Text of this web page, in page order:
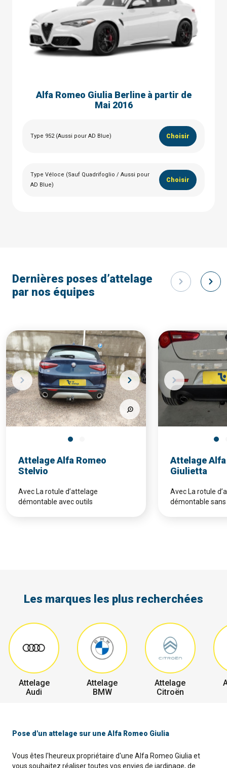
Alfa Romeo Giulia Berline à partir de
Mai 2016
Type 952 (Aussi pour AD Blue) Choisir
Type Véloce (Sauf Quadrifoglio / Aussi pour
AD Blue)
Choisir
Dernières poses d’attelage
par nos équipes
Attelage Alfa Romeo
Stelvio
Avec La rotule d’attelage
démontable avec outils
Attelage
Giulietta
Avec La rotule
démontable
Les marques les plus recherchées
Attelage
Audi
Attelage
BMW
Attelage
Citroën
Pose d'un attelage sur une Alfa Romeo Giulia
Vous êtes l'heureux propriétaire d'une Alfa Romeo Giulia et
vous souhaitez réaliser toutes vos envies de jardinage, de